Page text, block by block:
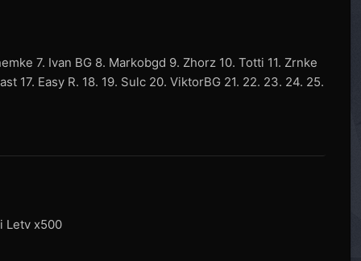
7. Ivan BG 8. Markobgd 9. Zhorz 10. Totti 11. Zrnke
17. Easy R. 18. 19. Sulc 20. ViktorBG 21. 22. 23. 24. 25.
Letv x500